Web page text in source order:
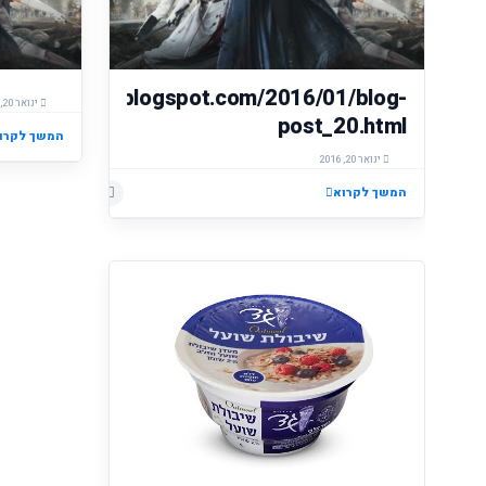
telavivinet.blogspot.com/2016/01/blog-
post_20.html
ינואר 20, 2016
המשך לקרוא
ינואר 20, 2016
המשך